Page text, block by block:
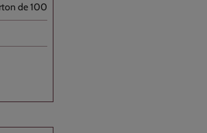
de 100